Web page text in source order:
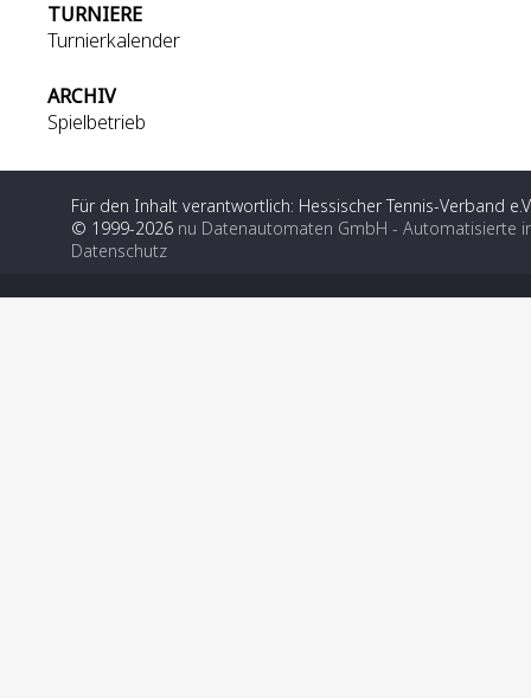
TURNIERE
Turnierkalender
ARCHIV
Spielbetrieb
Für den Inhalt verantwortlich: Hessischer Tennis-Verband
© 1999-2026 nu Datenautomaten GmbH - Automatisierte
Datenschutz